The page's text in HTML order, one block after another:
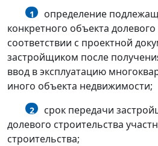
1
определение
конкретного объекта
соответствии с проектной
застройщиком после
ввод в эксплуатацию
иного объекта недвижимости;
2
срок передачи
долевого строительства
строительства;